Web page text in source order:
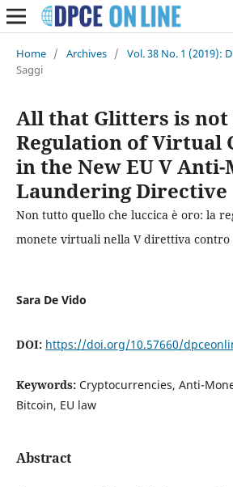
Home / Archives / Vol. 38 No. 1 (2019):
Saggi
All that Glitters is not
Regulation of Virtual
in the New EU V Anti-
Laundering Directive
Non tutto quello che luccica è oro: la
monete virtuali nella V direttiva
Sara De Vido
DOI: https://doi.org/10.57660/
Keywords: Cryptocurrencies, Anti-
Bitcoin, EU law
Abstract